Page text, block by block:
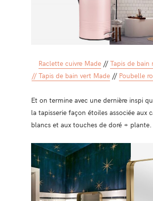
Raclette cuivre Made // Tapis de bain
// Tapis de bain vert Made// Poubelle
Et on termine avec une dernière inspi
la tapisserie façon étoiles associée aux
blancs et aux touches de doré + plante.